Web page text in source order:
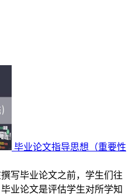
毕业论文指导思想（重要性
写毕业论文之前，学生们往
业论文是评估学生对所学知